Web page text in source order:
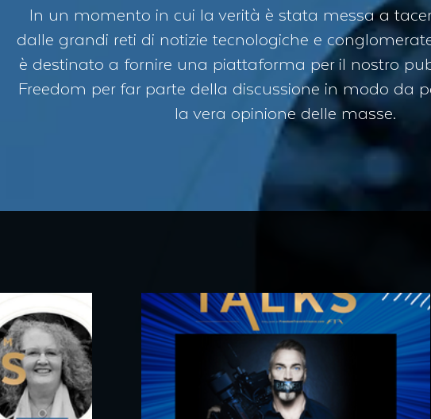
In un momento in cui la verità è stata messa a
dalle grandi reti di notizie tecnologiche e
è destinato a fornire una piattaforma per il nostro
Freedom per far parte della discussione in modo da
la vera opinione delle masse.